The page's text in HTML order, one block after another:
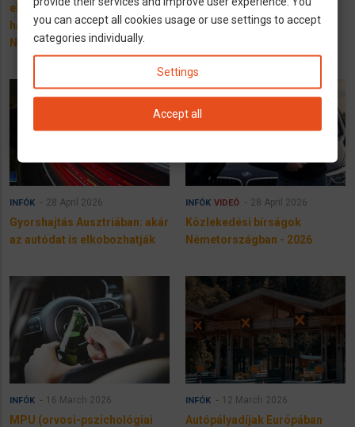
elektromos roller
használatára
Németországban
és Magyarország között -
2026
INFÓK 28 April 2026
Gyorshajtás Ausztriában: akár
az autódat is elkobozhatják
INFÓK VIDEÓ 28 April 2026
Közlekedési bírságok
Németországban - 2026
INFÓK 16 March 2026
MPU (orvosi-pszichológiai
INFÓK 12 March 2026
Autópályadíjak Európában
you can accept all cookies usage or use settings to accept
categories individually.
Settings
Accept all